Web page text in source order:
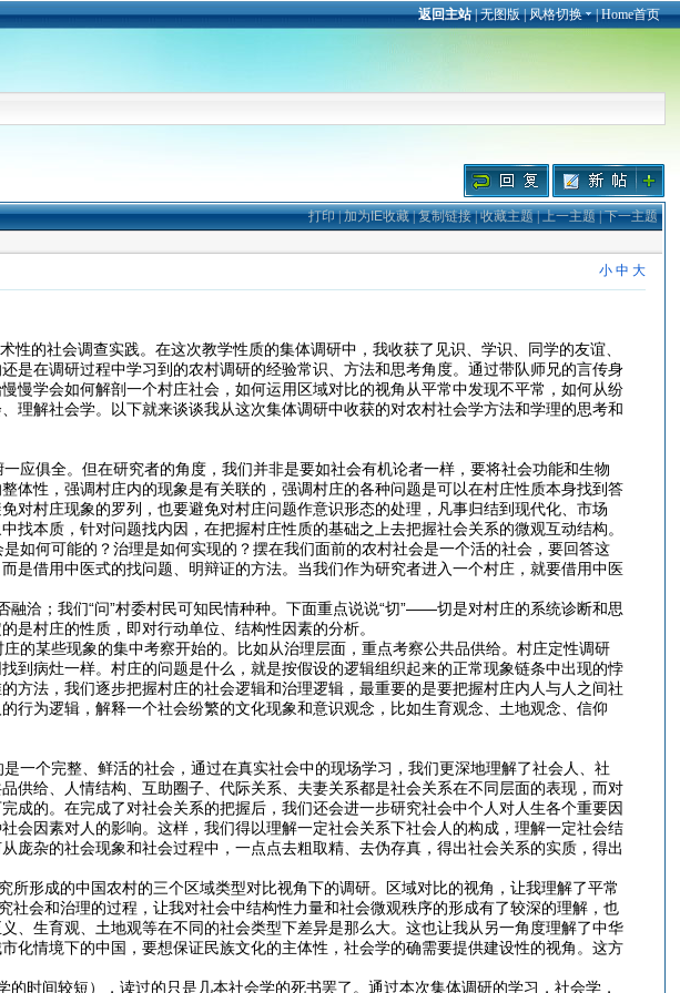
返回主站|无图版|风格切换 |Home首页
打印|加为IE收藏|复制链接|收藏主题|上一主题|下一主题
小 中 大
的社会调查实践。在这次教学性质的集体调研中，我收获了见识、学识、同学的友谊、
是在调研过程中学习到的农村调研的经验常识、方法和思考角度。通过带队师兄的言传身
慢学会如何解剖一个村庄社会，如何运用区域对比的视角从平常中发现不平常，如何从纷
理解社会学。以下就来谈谈我从这次集体调研中收获的对农村社会学方法和学理的思考和
俱全。但在研究者的角度，我们并非是要如社会有机论者一样，要将社会功能和生物
体性，强调村庄内的现象是有关联的，强调村庄的各种问题是可以在村庄性质本身找到答
对村庄现象的罗列，也要避免对村庄问题作意识形态的处理，凡事归结到现代化、市场
本质，针对问题找内因，在把握村庄性质的基础之上去把握社会关系的微观互动结构。
如何可能的？治理是如何实现的？摆在我们面前的农村社会是一个活的社会，要回答这
是借用中医式的找问题、明辩证的方法。当我们作为研究者进入一个村庄，就要借用中医
洽；我们“问”村委村民可知民情种种。下面重点说说“切”——切是对村庄的系统诊断和思
是村庄的性质，即对行动单位、结构性因素的分析。
的某些现象的集中考察开始的。比如从治理层面，重点考察公共品供给。村庄定性调研
到病灶一样。村庄的问题是什么，就是按假设的逻辑组织起来的正常现象链条中出现的悖
方法，我们逐步把握村庄的社会逻辑和治理逻辑，最重要的是要把握村庄内人与人之间社
行为逻辑，解释一个社会纷繁的文化现象和意识观念，比如生育观念、土地观念、信仰
个完整、鲜活的社会，通过在真实社会中的现场学习，我们更深地理解了社会人、社
供给、人情结构、互助圈子、代际关系、夫妻关系都是社会关系在不同层面的表现，而对
成的。在完成了对社会关系的把握后，我们还会进一步研究社会中个人对人生各个重要因
会因素对人的影响。这样，我们得以理解一定社会关系下社会人的构成，理解一定社会结
庞杂的社会现象和社会过程中，一点点去粗取精、去伪存真，得出社会关系的实质，得出
所形成的中国农村的三个区域类型对比视角下的调研。区域对比的视角，让我理解了平常
社会和治理的过程，让我对社会中结构性力量和社会微观秩序的形成有了较深的理解，也
生育观、土地观等在不同的社会类型下差异是那么大。这也让我从另一角度理解了中华
化情境下的中国，要想保证民族文化的主体性，社会学的确需要提供建设性的视角。这方
时间较短），读过的只是几本社会学的死书罢了。通过本次集体调研的学习，社会学，